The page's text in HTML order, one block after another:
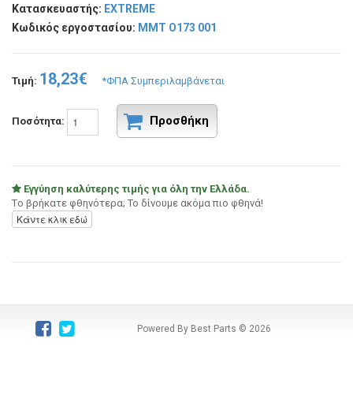
Κατασκευαστής: EXTREME
Κωδικός εργοστασίου: MMT O173 001
Τιμή: 18,23€ *ΦΠΑ Συμπεριλαμβάνεται
Ποσότητα: Προσθήκη
Εγγύηση καλύτερης τιμής για όλη την Ελλάδα.
Tο βρήκατε φθηνότερα; Το δίνουμε ακόμα πιο φθηνά!
Κάντε κλικ εδώ
Powered By Best Parts © 2026